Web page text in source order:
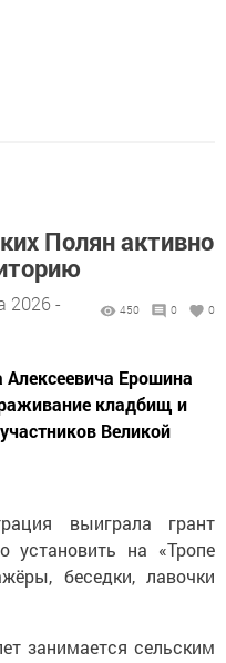
Полян активно
2026 -
450 0 0
Ерошина
кладбищ и
Великой
выиграла грант
установить на «Тропе
беседки, лавочки
занимается сельским